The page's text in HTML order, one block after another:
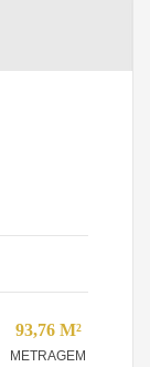
93,76 M²
METRAGEM